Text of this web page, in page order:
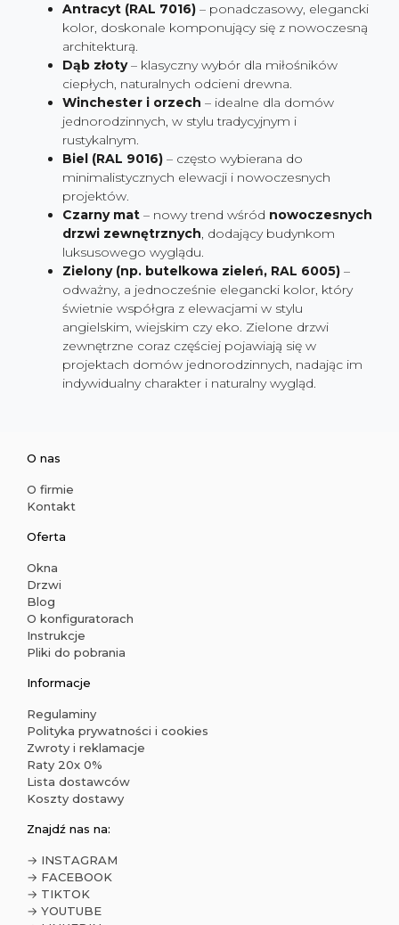
Antracyt (RAL 7016) – ponadczasowy, elegancki
kolor, doskonale komponujący się z nowoczesną
architekturą.
Dąb złoty– klasyczny wybór dla miłośników
ciepłych, naturalnych odcieni drewna.
Winchester i orzech – idealne dla domów
jednorodzinnych, w stylu tradycyjnym i
rustykalnym.
Biel (RAL 9016) – często wybierana do
minimalistycznych elewacji i nowoczesnych
projektów.
Czarny mat – nowy trend wśród nowoczesnych
drzwi zewnętrznych, dodający budynkom
luksusowego wyglądu.
Zielony (np. butelkowa zieleń, RAL 6005) –
odważny, a jednocześnie elegancki kolor, który
świetnie współgra z elewacjami w stylu
angielskim, wiejskim czy eko. Zielone drzwi
zewnętrzne coraz częściej pojawiają się w
projektach domów jednorodzinnych, nadając im
indywidualny charakter i naturalny wygląd.
O nas
O firmie
Kontakt
Oferta
Okna
Drzwi
Blog
O konfiguratorach
Instrukcje
Pliki do pobrania
Informacje
Regulaminy
Polityka prywatności i cookies
Zwroty i reklamacje
Raty 20x 0%
Lista dostawców
Koszty dostawy
Znajdź nas na:
→ INSTAGRAM
→ FACEBOOK
→ TIKTOK
→ YOUTUBE